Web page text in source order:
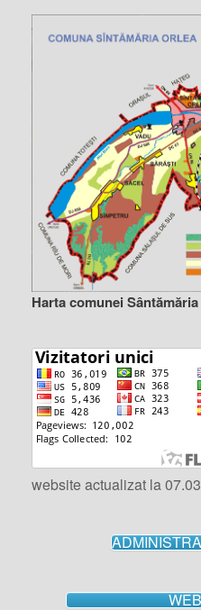
Harta comunei
website actualizat la